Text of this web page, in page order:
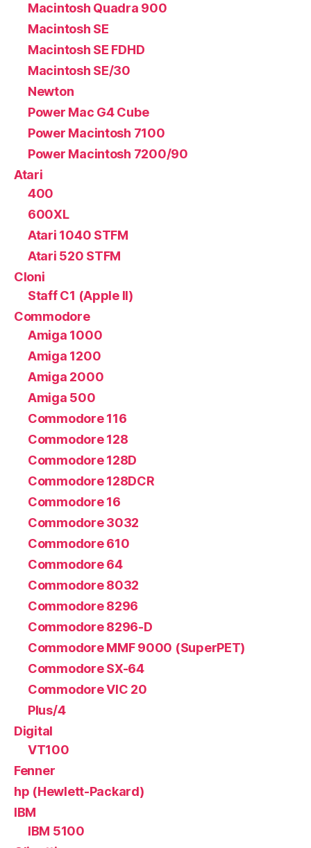
Macintosh Quadra 900
Macintosh SE
Macintosh SE FDHD
Macintosh SE/30
Newton
Power Mac G4 Cube
Power Macintosh 7100
Power Macintosh 7200/90
Atari
400
600XL
Atari 1040 STFM
Atari 520 STFM
Cloni
Staff C1 (Apple II)
Commodore
Amiga 1000
Amiga 1200
Amiga 2000
Amiga 500
Commodore 116
Commodore 128
Commodore 128D
Commodore 128DCR
Commodore 16
Commodore 3032
Commodore 610
Commodore 64
Commodore 8032
Commodore 8296
Commodore 8296-D
Commodore MMF 9000 (SuperPET)
Commodore SX-64
Commodore VIC 20
Plus/4
Digital
VT100
Fenner
hp (Hewlett-Packard)
IBM
IBM 5100